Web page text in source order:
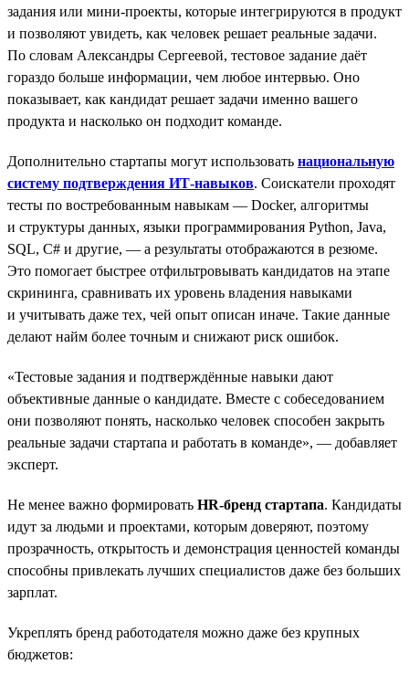
задания или мини-проекты, которые интегрируются в продукт
и позволяют увидеть, как человек решает реальные задачи.
По словам Александры Сергеевой, тестовое задание даёт
гораздо больше информации, чем любое интервью. Оно
показывает, как кандидат решает задачи именно вашего
продукта и насколько он подходит команде.
Дополнительно стартапы могут использовать национальную
систему подтверждения ИТ-навыков. Соискатели проходят
тесты по востребованным навыкам — Docker, алгоритмы
и структуры данных, языки программирования Python, Java,
SQL, C# и другие, — а результаты отображаются в резюме.
Это помогает быстрее отфильтровывать кандидатов на этапе
скрининга, сравнивать их уровень владения навыками
и учитывать даже тех, чей опыт описан иначе. Такие данные
делают найм более точным и снижают риск ошибок.
«Тестовые задания и подтверждённые навыки дают
объективные данные о кандидате. Вместе с собеседованием
они позволяют понять, насколько человек способен закрыть
реальные задачи стартапа и работать в команде», — добавляет
эксперт.
Не менее важно формировать HR-бренд стартапа. Кандидаты
идут за людьми и проектами, которым доверяют, поэтому
прозрачность, открытость и демонстрация ценностей команды
способны привлекать лучших специалистов даже без больших
зарплат.
Укреплять бренд работодателя можно даже без крупных
бюджетов: